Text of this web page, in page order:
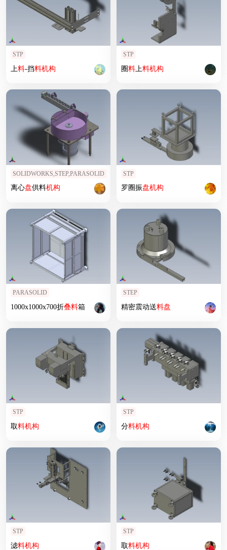
STP
上料-挡料机构
STP
圈料上料机构
SOLIDWORKS,STEP,PARASOLID
离心盘供料机构
STP
罗圈振盘机构
PARASOLID
1000x1000x700折叠料箱
STEP
精密震动送料盘
STP
取料机构
STP
分料机构
STP
滤料机构
STP
取料机构